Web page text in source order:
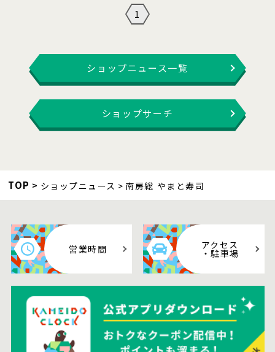
1
ショップニュース一覧
ショップサーチ
TOP ショップニュース 南房総 やまと寿司
営業時間 アクセス
・駐車場